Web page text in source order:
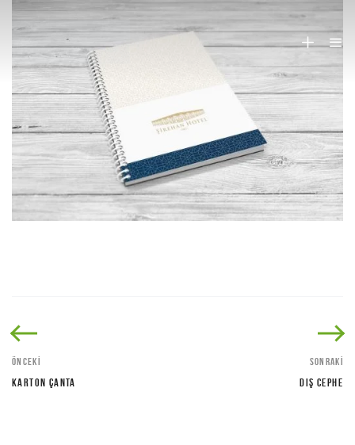
ÖNCEKI
KARTON ÇANTA
SONRAKI
DIŞ CEPHE